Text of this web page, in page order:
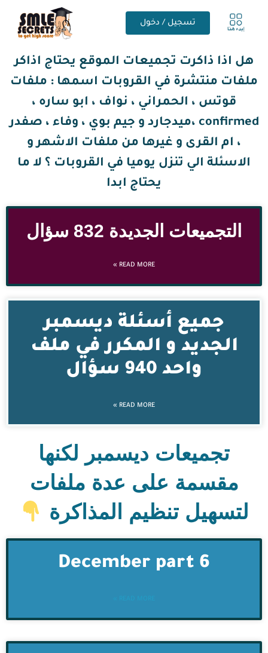
تسجيل / دخول
هل اذا ذاكرت تجميعات الموقع يحتاج اذاكر
ملفات منتشرة في القروبات اسمها : ملفات
قوتس ، الحمراني ، نواف ، ابو ساره ،
confirmed ،ميدجارد و جيم بوي ، وفاء ، صفدر
، ام القرى و غيرها من ملفات الاشهر و
الاسئلة الي تنزل يوميا في القروبات ؟ لا ما
يحتاج ابدا
التجميعات الجديدة 832 سؤال
READ MORE »
جميع أسئلة ديسمبر
الجديد و المكرر في ملف
واحد 940 سؤال
READ MORE »
تجميعات ديسمبر لكنها
مقسمة على عدة ملفات
لتسهيل تنظيم المذاكرة
December part 6